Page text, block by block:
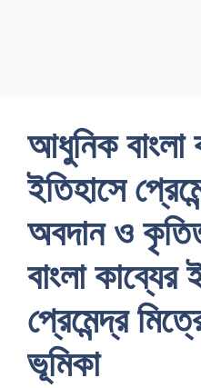
আধুনিক বাংলা
ইতিহাসে
অবদান ও
বাংলা কাব্যের
প্রেমেন্দ্র
ভূমিকা